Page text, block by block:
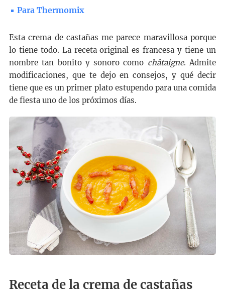
Para Thermomix
Esta crema de castañas me parece maravillosa porque
lo tiene todo. La receta original es francesa y tiene un
nombre tan bonito y sonoro como châtaigne. Admite
modificaciones, que te dejo en consejos, y qué decir
tiene que es un primer plato estupendo para una comida
de fiesta uno de los próximos días.
Receta de la crema de castañas